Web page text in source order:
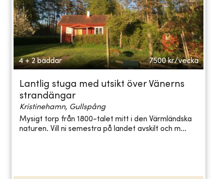
4 + 2 bäddar 7500 kr/vecka
Lantlig stuga med utsikt över Vänerns
strandängar
Kristinehamn, Gullspång
Mysigt torp från 1800-talet mitt i den Värmländska
naturen. Vill ni semestra på landet avskilt och m...